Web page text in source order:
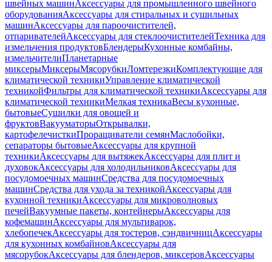
швейных машинАксессуары для промышленного швейного
оборудованияАксессуары для стиральных и сушильных
машинАксессуары для пароочистителей,
отпаривателейАксессуары для стеклоочистителейТехника для
измельчения продуктовБлендерыКухонные комбайны,
измельчителиПланетарные
миксерыМиксерыМясорубкиЛомтерезкиКомплектующие для
климатической техникиУправление климатической
техникойФильтры для климатической техникиАксессуары для
климатической техникиМелкая техникаВесы кухонные,
бытовыеСушилки для овощей и
фруктовВакууматорыОткрывалки,
картофелечисткиПроращиватели семянМаслобойки,
сепараторы бытовыеАксессуары для крупной
техникиАксессуары для вытяжекАксессуары для плит и
духовокАксессуары для холодильниковАксессуары для
посудомоечных машинСредства для посудомоечных
машинСредства для ухода за техникойАксессуары для
кухонной техникиАксессуары для микроволновых
печейВакуумные пакеты, контейнерыАксессуары для
кофемашинАксессуары для мультиварок,
хлебопечекАксессуары для тостеров, сэндвичницАксессуары
для кухонных комбайновАксессуары для
мясорубокАксессуары для блендеров, миксеровАксессуары